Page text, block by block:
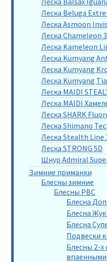
Леска Beluga
Леска Asmoon
Леска Chameleon
Леска Kameleon
Леска Kumyang
Леска Kumyang
Леска Kumyang
Леска MAIDI
Леска MAIDI
Леска SHARK
Леска Shimano
Леска Stealth Line
Леска STRONG 5D
Шнур Admiral
Зимние приманки
Блесны зимние
Блесны РВС
Блесна
Блесна
Блесна
Подвески
Блесны 2-х